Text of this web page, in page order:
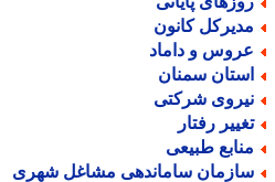
کانون
و داماد
سمنان
شرکتی
رفتار
طبیعی
ساماندهی مشاغل شهری